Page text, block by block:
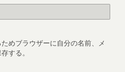
めブラウザーに自分の名前、メ
する。